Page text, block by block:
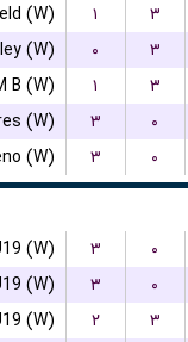
(W)
۱ ۳
(W)
۰ ۳
B (W)
۱ ۳
(W)
۳ ۰
(W)
۳ ۰
(W)
۳ ۰
(W)
۳ ۰
(W)
۲ ۳